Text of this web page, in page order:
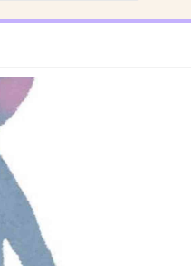
のがイマイチだよね